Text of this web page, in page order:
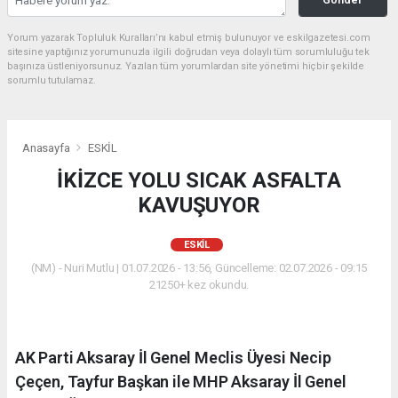
Yorum yazarak Topluluk Kuralları’nı kabul etmiş bulunuyor ve eskilgazetesi.com
sitesine yaptığınız yorumunuzla ilgili doğrudan veya dolaylı tüm sorumluluğu tek
başınıza üstleniyorsunuz. Yazılan tüm yorumlardan site yönetimi hiçbir şekilde
sorumlu tutulamaz.
Anasayfa ESKİL
İKİZCE YOLU SICAK ASFALTA
KAVUŞUYOR
ESKİL
(NM) - Nuri Mutlu | 01.07.2026 - 13:56, Güncelleme: 02.07.2026 - 09:15
21250+ kez okundu.
AK Parti Aksaray İl Genel Meclis Üyesi Necip
Çeçen, Tayfur Başkan ile MHP Aksaray İl Genel